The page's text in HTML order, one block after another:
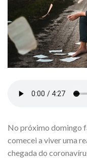
No próximo domingo
comecei a viver uma
chegada do